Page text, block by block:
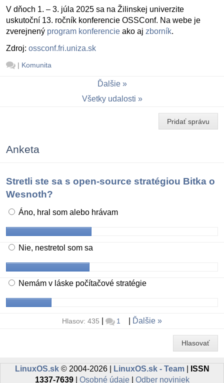
V dňoch 1. – 3. júla 2025 sa na Žilinskej univerzite
uskutoční 13. ročník konferencie OSSConf. Na webe je
zverejnený program konferencie ako aj zborník.
Zdroj: ossconf.fri.uniza.sk
| Komunita
Ďalšie
Všetky udalosti
Pridať správu
Anketa
Stretli ste sa s open-source stratégiou Bitka o
Wesnoth?
Áno, hral som alebo hrávam
Nie, nestretol som sa
Nemám v láske počítačové stratégie
Hlasov: 435 1 Ďalšie
Hlasovať
LinuxOS.sk© 2004-2026 | LinuxOS.sk - Team|
ISSN
1337-7639| Osobné údaje| Odber noviniek